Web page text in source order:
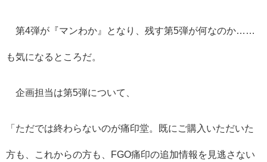
第4弾が『マンわか』となり、残す第5弾が何なのか……
も気になるところだ。
企画担当は第5弾について、
「ただでは終わらないのが痛印堂。既にご購入いただいた
方も、これからの方も、FGO痛印の追加情報を見逃さない